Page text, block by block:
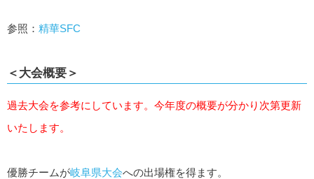
参照： 精華SFC
＜大会概要＞
過去大会を参考にしています。今年度の概要が分かり次第更新
いたします。
優勝チームが岐阜県大会への出場権を得ます。